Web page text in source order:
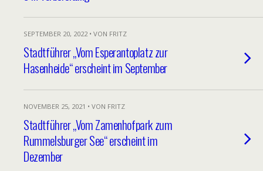
SEPTEMBER 20, 2022 • VON FRITZ
Stadtführer „Vom Esperantoplatz zur
Hasenheide“ erscheint im September
NOVEMBER 25, 2021 • VON FRITZ
Stadtführer „Vom Zamenhofpark zum
Rummelsburger See“ erscheint im
Dezember